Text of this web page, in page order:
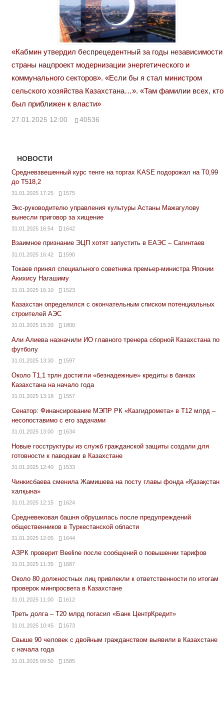
«Кабмин утвердил беспрецедентный за годы независимости
страны нацпроект модернизации энергетического и
коммунального секторов». «Если бы я стал министром
сельского хозяйства Казахстана…». «Там фамилии всех, кто
был приближен к власти»
27.01.2025 12:00 40536
НОВОСТИ
Средневзвешенный курс тенге на торгах KASE подорожал на Т0,99
до Т518,2
31.01.2025 17:25 1575
Экс-руководителю управления культуры Астаны Мажагулову
вынесли приговор за хищение
31.01.2025 16:54 1642
Взаимное признание ЭЦП хотят запустить в ЕАЭС – Сагинтаев
31.01.2025 16:42 1590
Токаев принял специального советника премьер-министра Японии
Акихису Нагашиму
31.01.2025 16:10 1523
Казахстан определился с окончательным списком потенциальных
строителей АЭС
31.01.2025 15:20 1800
Али Алиева назначили ИО главного тренера сборной Казахстана по
футболу
31.01.2025 13:30 1597
Около Т1,1 трлн достигли «безнадежные» кредиты в банках
Казахстана на начало года
31.01.2025 13:18 1557
Сенатор: Финансирование МЭПР РК «Казгидромета» в Т12 млрд –
несопоставимо с его задачами
31.01.2025 13:00 1634
Новые госструктуры из служб гражданской защиты создали для
готовности к паводкам в Казахстане
31.01.2025 12:40 1533
Чинкисбаева сменила Жамишева на посту главы фонда «Қазақстан
халқына»
31.01.2025 12:15 1624
Средневековая башня обрушилась после предупреждений
общественников в Туркестанской области
31.01.2025 12:05 1644
АЗРК проверит Beeline после сообщений о повышении тарифов
31.01.2025 11:35 1687
Около 80 должностных лиц привлекли к ответственности по итогам
проверок минпросвета в Казахстане
31.01.2025 11:00 1612
Треть долга – Т20 млрд погасил «Банк ЦентрКредит»
31.01.2025 10:45 1673
Свыше 90 человек с двойным гражданством выявили в Казахстане
с начала года
31.01.2025 09:50 1585